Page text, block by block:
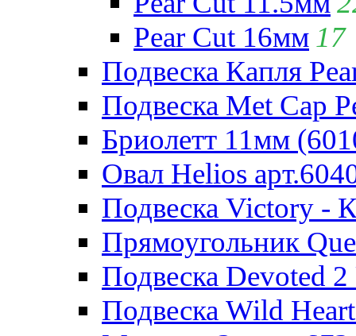
Pear Cut 16мм 17
Подвеска Капля
Подвеска Met Cap
Бриолетт 11мм
Овал Helios
Подвеска Victory -
Прямоугольник
Подвеска Devoted
Подвеска Wild